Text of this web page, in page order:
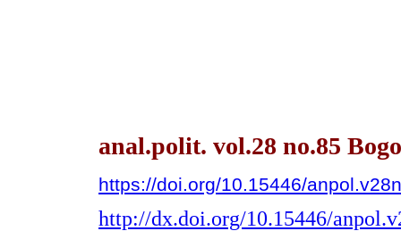
anal.polit. vol.28 no.85
https://doi.org/10.15446/
http://dx.doi.org/10.15446/